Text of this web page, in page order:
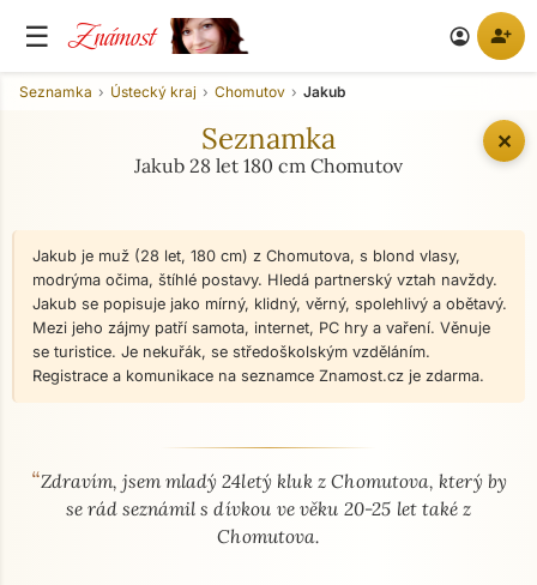
☰ Známost account_circle person_add
✕
Seznamka Ústecký kraj Chomutov Jakub
Seznamka
Jakub 28 let 180 cm Chomutov
Jakub je muž (28 let, 180 cm) z Chomutova, s blond vlasy,
modrýma očima, štíhlé postavy. Hledá partnerský vztah navždy.
Jakub se popisuje jako mírný, klidný, věrný, spolehlivý a obětavý.
Mezi jeho zájmy patří samota, internet, PC hry a vaření. Věnuje
se turistice. Je nekuřák, se středoškolským vzděláním.
Registrace a komunikace na seznamce Znamost.cz je zdarma.
O mně - seznamka profil
“Zdravím, jsem mladý 24letý kluk z Chomutova, který by
se rád seznámil s dívkou ve věku 20-25 let také z
Chomutova.